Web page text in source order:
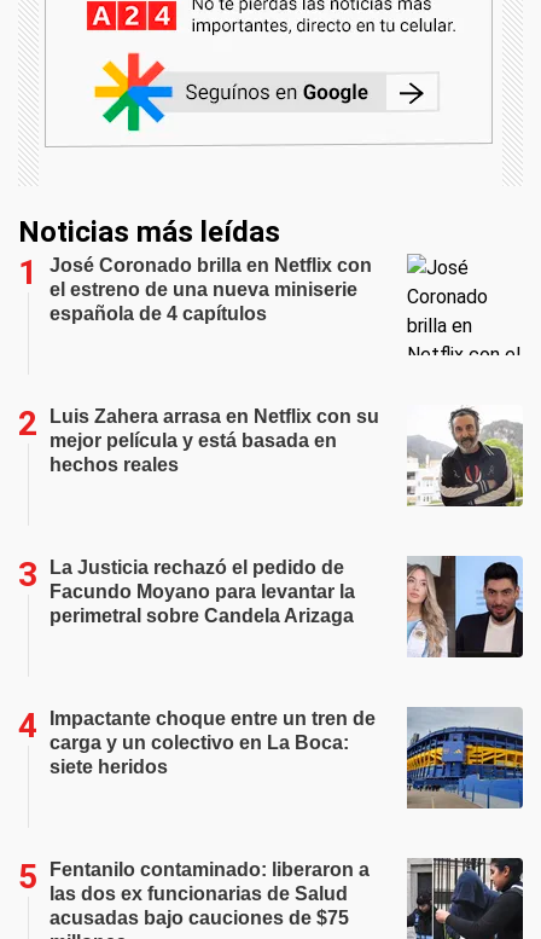
Noticias más leídas
José Coronado brilla en Netflix con
el estreno de una nueva miniserie
española de 4 capítulos
Luis Zahera arrasa en Netflix con su
mejor película y está basada en
hechos reales
La Justicia rechazó el pedido de
Facundo Moyano para levantar la
perimetral sobre Candela Arizaga
Impactante choque entre un tren de
carga y un colectivo en La Boca:
siete heridos
Fentanilo contaminado: liberaron a
las dos ex funcionarias de Salud
acusadas bajo cauciones de $75